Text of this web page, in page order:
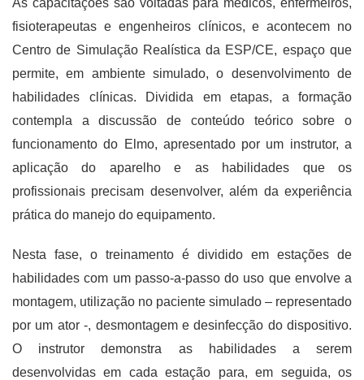
fisioterapeutas e engenheiros clínicos, e acontecem no
Centro de Simulação Realística da ESP/CE, espaço que
permite, em ambiente simulado, o desenvolvimento de
habilidades clínicas. Dividida em etapas, a formação
contempla a discussão de conteúdo teórico sobre o
funcionamento do Elmo, apresentado por um instrutor, a
aplicação do aparelho e as habilidades que os
profissionais precisam desenvolver, além da experiência
prática do manejo do equipamento.
Nesta fase, o treinamento é dividido em estações de
habilidades com um passo-a-passo do uso que envolve a
montagem, utilização no paciente simulado – representado
por um ator -, desmontagem e desinfecção do dispositivo.
O instrutor demonstra as habilidades a serem
desenvolvidas em cada estação para, em seguida, os